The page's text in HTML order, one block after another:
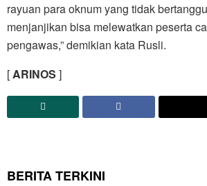
rayuan para oknum yang tidak
menjanjikan bisa melewatkan peserta
pengawas,” demikian kata Rusli.
[ARINOS ]
BERITA TERKINI